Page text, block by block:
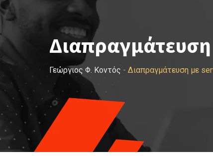
Γεώργιος Φ. Κοντός - Διαπραγμάτευση με